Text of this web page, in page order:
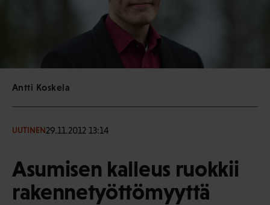
Antti Koskela
UUTINEN29.11.2012 13:14
Asumisen kalleus ruokkii
rakennetyöttömyyttä